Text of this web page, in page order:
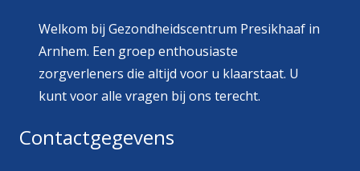
Welkom bij Gezondheidscentrum Presikhaaf in
Arnhem. Een groep enthousiaste
zorgverleners die altijd voor u klaarstaat. U
kunt voor alle vragen bij ons terecht.
Contactgegevens